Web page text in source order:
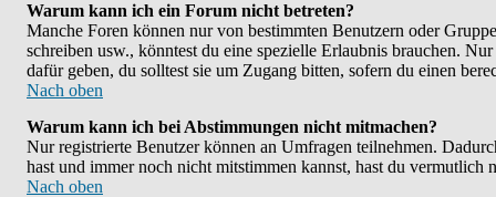
Warum kann ich ein Forum nicht betreten?
Manche Foren können nur von bestimmten Benutzern oder
schreiben usw., könntest du eine spezielle Erlaubnis brauchen.
dafür geben, du solltest sie um Zugang bitten, sofern du einen
Nach oben
Warum kann ich bei Abstimmungen nicht mitmachen?
Nur registrierte Benutzer können an Umfragen teilnehmen.
hast und immer noch nicht mitstimmen kannst, hast du vermutlich
Nach oben